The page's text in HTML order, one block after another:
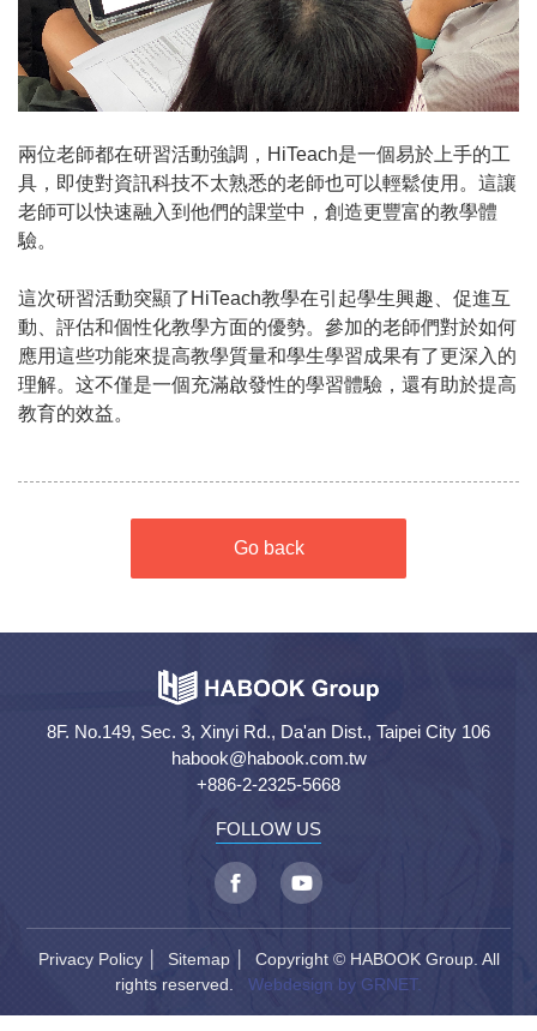
兩位老師都在研習活動強調，HiTeach是一個易於上手的工
具，即使對資訊科技不太熟悉的老師也可以輕鬆使用。這讓
老師可以快速融入到他們的課堂中，創造更豐富的教學體
驗。
這次研習活動突顯了HiTeach教學在引起學生興趣、促進互
動、評估和個性化教學方面的優勢。參加的老師們對於如何
應用這些功能來提高教學質量和學生學習成果有了更深入的
理解。这不僅是一個充滿啟發性的學習體驗，還有助於提高
教育的效益。
Go back
8F. No.149, Sec. 3, Xinyi Rd., Da'an Dist., Taipei City 106
habook@habook.com.tw
+886-2-2325-5668
FOLLOW US
Privacy Policy│ Sitemap│ Copyright © HABOOK Group. All
rights reserved. Webdesign by GRNET.